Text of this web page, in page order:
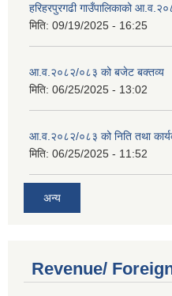
हरिहरपुरगढी गाउँपालिकाको
मिति: 09/19/2025 - 16:25
आ.व.२०८२/०८३ को बजेट बक्तव्य
मिति: 06/25/2025 - 13:02
आ.व.२०८२/०८३ को निति तथा
मिति: 06/25/2025 - 11:52
अन्य
Revenue/